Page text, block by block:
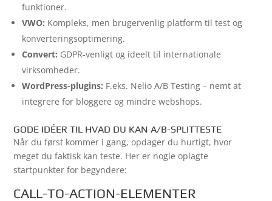
funktioner.
VWO: Kompleks, men brugervenlig platform til test og
konverteringsoptimering.
Convert: GDPR-venligt og ideelt til internationale
virksomheder.
WordPress-plugins: F.eks. Nelio A/B Testing – nemt at
integrere for bloggere og mindre webshops.
GODE IDÉER TIL HVAD DU KAN A/B-SPLITTESTE
Når du først kommer i gang, opdager du hurtigt, hvor
meget du faktisk kan teste. Her er nogle oplagte
startpunkter for begyndere:
CALL-TO-ACTION-ELEMENTER